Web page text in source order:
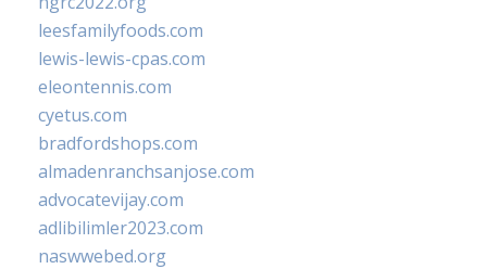
leesfamilyfoods.com
lewis-lewis-cpas.com
eleontennis.com
cyetus.com
bradfordshops.com
almadenranchsanjose.com
advocatevijay.com
adlibilimler2023.com
naswwebed.org